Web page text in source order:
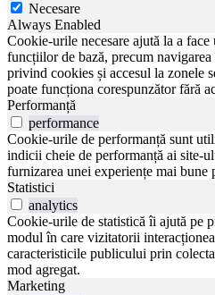
Necesare
Always Enabled
Cookie-urile necesare ajută la a
funcțiilor de bază, precum
privind cookies și accesul la zonele
poate funcționa corespunzător fără
Performanță
performance
Cookie-urile de performanță sunt
indicii cheie de performanță ai site-
furnizarea unei experiențe mai bune
Statistici
analytics
Cookie-urile de statistică îi ajută pe
modul în care vizitatorii
caracteristicile publicului prin
mod agregat.
Marketing